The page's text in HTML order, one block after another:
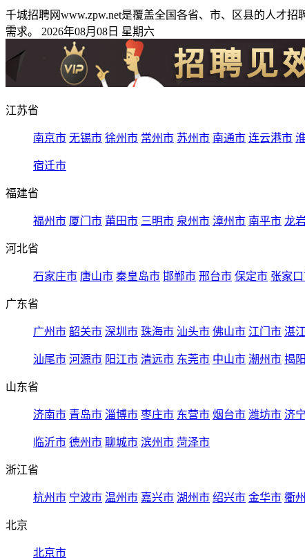
千城招聘网www.zpw.net是覆盖全国各省、市、区县的人才
需求。 2026年08月08日 星期六
江苏省
南京市 无锡市 徐州市 常州市 苏州市 南通市 连云港市
宿迁市
福建省
福州市 厦门市 莆田市 三明市 泉州市 漳州市 南平市 龙
河北省
石家庄市 唐山市 秦皇岛市 邯郸市 邢台市 保定市 张家
广东省
广州市 韶关市 深圳市 珠海市 汕头市 佛山市 江门市 湛
汕尾市 河源市 阳江市 清远市 东莞市 中山市 潮州市 揭
山东省
济南市 青岛市 淄博市 枣庄市 东营市 烟台市 潍坊市 济
临沂市 德州市 聊城市 滨州市 菏泽市
浙江省
杭州市 宁波市 温州市 嘉兴市 湖州市 绍兴市 金华市 衢
北京
北京市